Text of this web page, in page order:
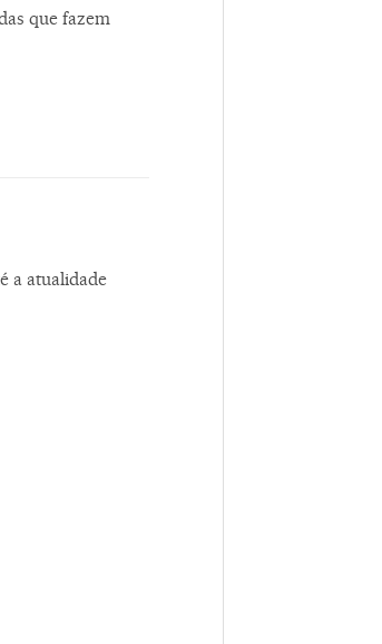
que fazem
a atualidade